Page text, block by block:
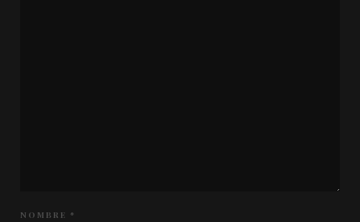
NOMBRE *